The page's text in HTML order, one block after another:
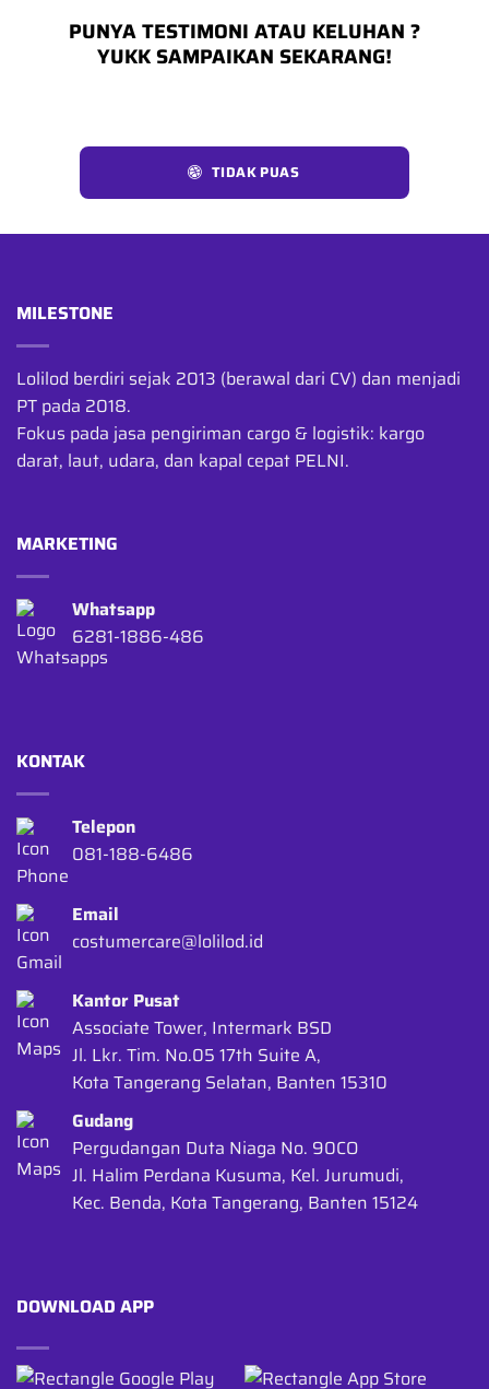
PUNYA TESTIMONI ATAU KELUHAN ?
YUKK SAMPAIKAN SEKARANG!
TIDAK PUAS
MILESTONE
Lolilod berdiri sejak 2013 (berawal dari CV) dan menjadi
PT pada 2018.
Fokus pada jasa pengiriman cargo & logistik: kargo
darat, laut, udara, dan kapal cepat PELNI.
MARKETING
Whatsapp
6281-1886-486
KONTAK
Telepon
081-188-6486
Email
costumercare@lolilod.id
Kantor Pusat
Associate Tower, Intermark BSD
Jl. Lkr. Tim. No.05 17th Suite A,
Kota Tangerang Selatan, Banten 15310
Gudang
Pergudangan Duta Niaga No. 90CO
Jl. Halim Perdana Kusuma, Kel. Jurumudi,
Kec. Benda, Kota Tangerang, Banten 15124
DOWNLOAD APP